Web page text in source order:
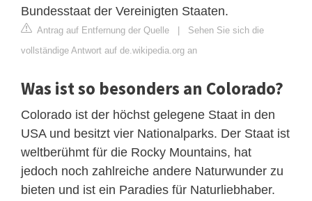
Bundesstaat der Vereinigten Staaten.
Antrag auf Entfernung der Quelle | Sehen Sie sich die
vollständige Antwort auf de.wikipedia.org an
Was ist so besonders an Colorado?
Colorado ist der höchst gelegene Staat in den
USA und besitzt vier Nationalparks. Der Staat ist
weltberühmt für die Rocky Mountains, hat
jedoch noch zahlreiche andere Naturwunder zu
bieten und ist ein Paradies für Naturliebhaber.